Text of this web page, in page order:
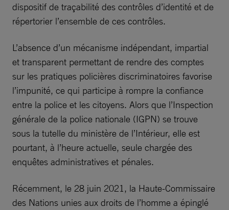
dispositif de traçabilité des contrôles d’identité et de
répertorier l’ensemble de ces contrôles.
L’absence d’un mécanisme indépendant, impartial
et transparent permettant de rendre des comptes
sur les pratiques policières discriminatoires favorise
l’impunité, ce qui participe à rompre la confiance
entre la police et les citoyens. Alors que l’Inspection
générale de la police nationale (IGPN) se trouve
sous la tutelle du ministère de l’Intérieur, elle est
pourtant, à l’heure actuelle, seule chargée des
enquêtes administratives et pénales.
Récemment, le 28 juin 2021, la Haute-Commissaire
des Nations unies aux droits de l’homme a épinglé